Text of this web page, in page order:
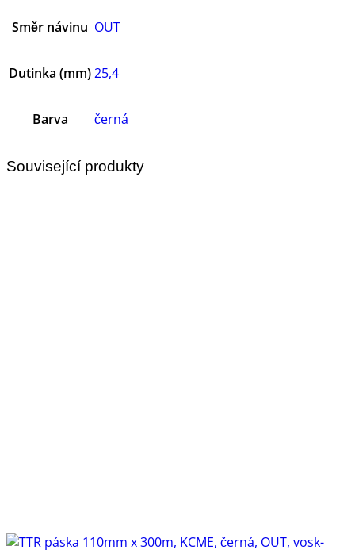
Směr návinu OUT
Dutinka (mm)25,4
Barva černá
Související produkty